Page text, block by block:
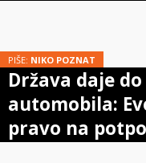
PIŠE: NIKO POZNAT
Država daje
automobila:
pravo na